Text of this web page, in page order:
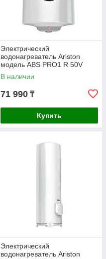
Электрический
водонагреватель Ariston
модель ABS PRO1 R 50V
В наличии
71 990 ₸
Купить
Электрический
водонагреватель Ariston